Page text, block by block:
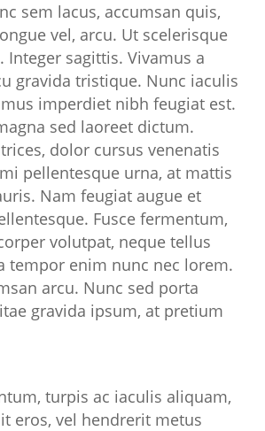
sem lacus, accumsan quis,
vel, arcu. Ut scelerisque
sagittis. Vivamus a
gravida tristique. Nunc iaculis
imperdiet nibh feugiat est.
sed laoreet dictum.
dolor cursus venenatis
pellentesque urna, at mattis
Nam feugiat augue et
Fusce fermentum,
volutpat, neque tellus
tempor enim nunc nec lorem.
arcu. Nunc sed porta
gravida ipsum, at pretium
turpis ac iaculis aliquam,
eros, vel hendrerit metus